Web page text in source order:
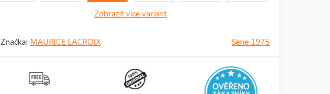
Zobrazit více variant
Značka: MAURICE LACROIX Série 1975